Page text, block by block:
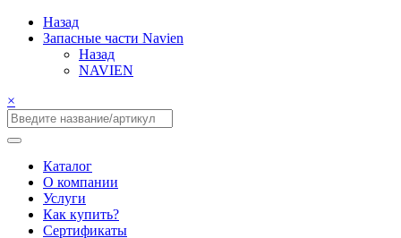
Назад
Запасные части Navien
Назад
NAVIEN
×
Каталог
О компании
Услуги
Как купить?
Сертификаты